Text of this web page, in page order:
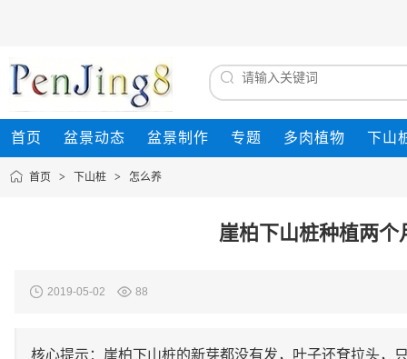
首页 盆景动态 盆景制作 专题 多肉植物 下山
首页 > 下山桩 > 怎么养
崖柏下山桩种植两
2019-05-02 88
核心提示：崖柏下山桩的新芽都没有发，叶子还耷拉头，